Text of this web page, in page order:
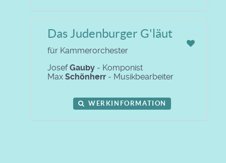
Das Judenburger G'läut
für Kammerorchester
JosefGauby - Komponist
Max Schönherr - Musikbearbeiter
WERKINFORMATION